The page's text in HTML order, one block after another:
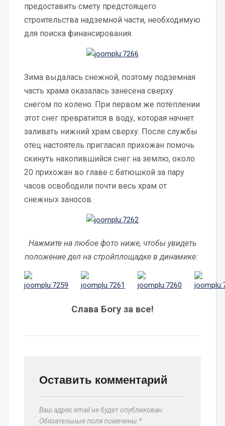
предоставить смету предстоящего
строительства надземной части, необходимую
для поиска финансирования.
Зима выдалась снежной, поэтому подземная
часть храма оказалась занесена сверху
снегом по колено. При первом же потеплении
этот снег превратится в воду, которая начнет
заливать нижний храм сверху. После службы
отец настоятель пригласил прихожан помочь
скинуть накопившийся снег на землю, около
20 прихожан во главе с батюшкой за пару
часов освободили почти весь храм от
снежных заносов.
Нажмите на любое фото ниже, чтобы увидеть
положение дел на стройплощадке в динамике:
Слава Богу за все!
Оставить комментарий
Ваш адрес email не будет опубликован.
Обязательные поля помечены *